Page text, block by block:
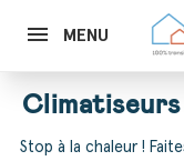
MENU
Stop à la chaleur !